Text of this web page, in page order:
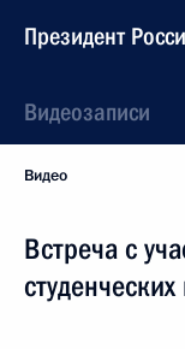
Президент
Видеозаписи
Видео
Встреча с